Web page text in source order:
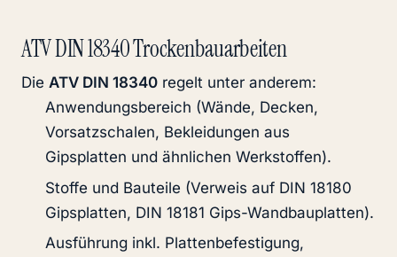
ATV DIN 18340 Trockenbauarbeiten
Die ATV DIN 18340 regelt unter anderem:
Anwendungsbereich (Wände, Decken,
Vorsatzschalen, Bekleidungen aus
Gipsplatten und ähnlichen Werkstoffen).
Stoffe und Bauteile (Verweis auf DIN 18180
Gipsplatten, DIN 18181 Gips-Wandbauplatten).
Ausführung inkl. Plattenbefestigung,